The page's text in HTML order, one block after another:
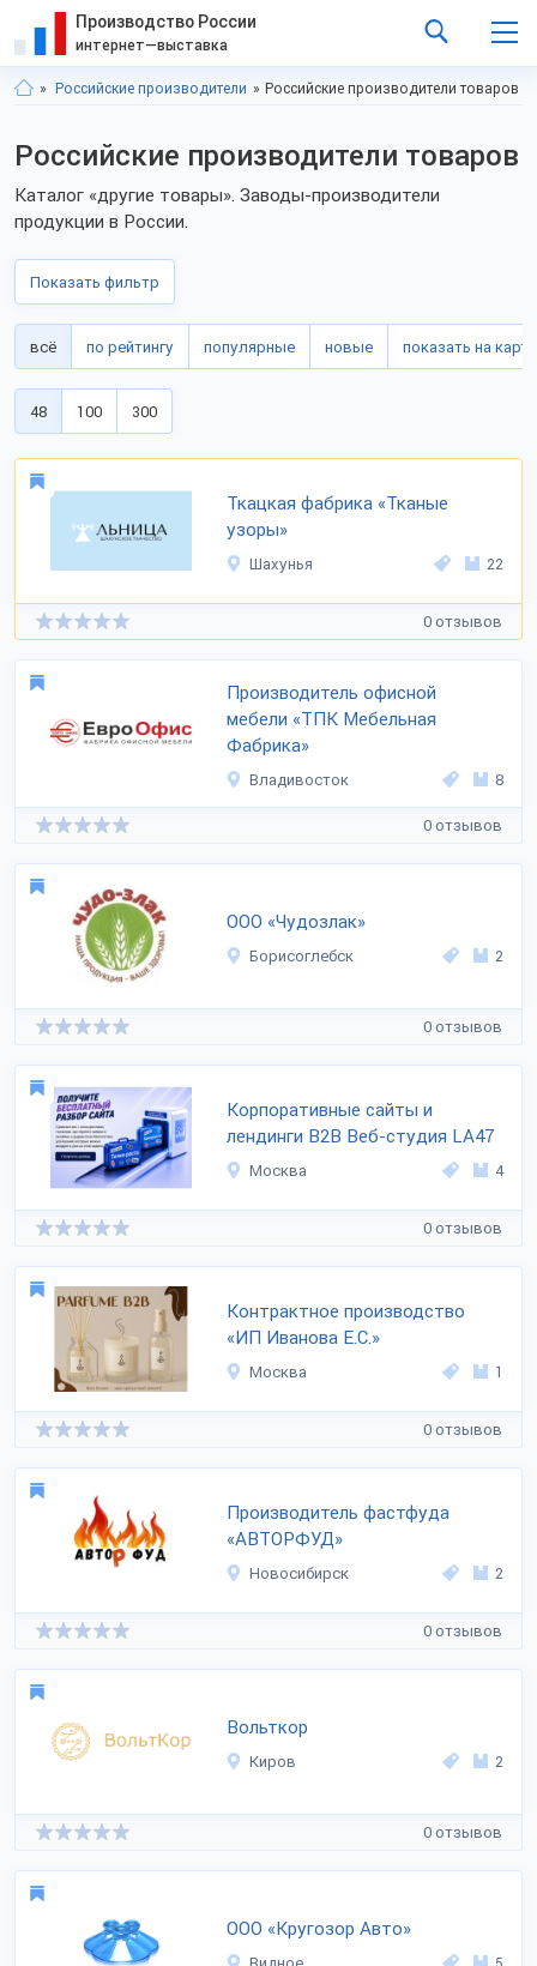
Производство России
интернет—выставка
Российские производители Российские производители товаров
Российские производители товаров
Каталог «другие товары». Заводы-производители
продукции в России.
Показать фильтр
всё по рейтингу популярные новые показать на карте
48 100 300
Ткацкая фабрика «Тканые
узоры»
Шахунья 22
0 отзывов
Производитель офисной
мебели «ТПК Мебельная
Фабрика»
Владивосток 8
0 отзывов
ООО «Чудозлак»
Борисоглебск 2
0 отзывов
Корпоративные сайты и
лендинги B2B Веб-студия LA47
Москва 4
0 отзывов
Контрактное производство
«ИП Иванова Е.С.»
Москва 1
0 отзывов
Производитель фастфуда
«АВТОРФУД»
Новосибирск 2
0 отзывов
Вольткор
Киров 2
0 отзывов
ООО «Кругозор Авто»